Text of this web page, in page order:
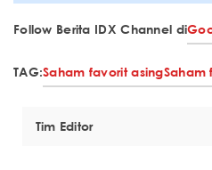
Follow Berita IDX Channel di
TAG:Saham favorit asingSaham
Tim Editor